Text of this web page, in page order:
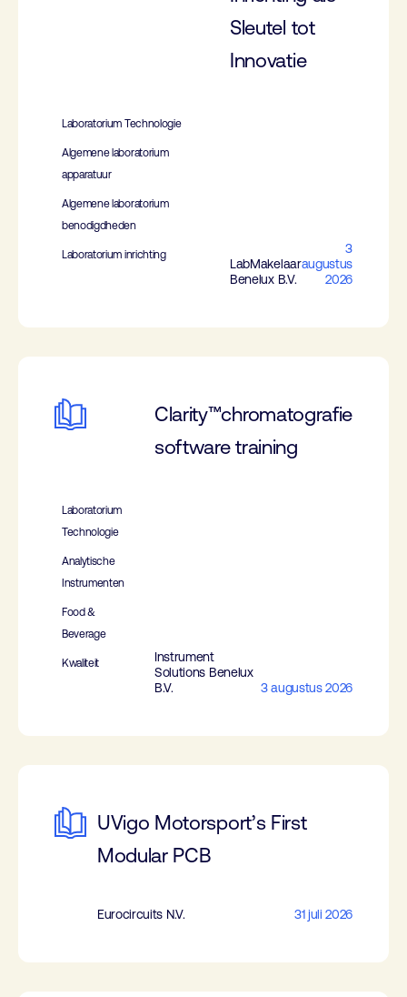
Sleutel tot
Innovatie
Laboratorium Technologie
Algemene laboratorium
apparatuur
Algemene laboratorium
benodigdheden
Laboratorium inrichting
LabMakelaar
Benelux B.V.
3
augustus
2026
Clarity™chromatografie
software training
Laboratorium
Technologie
Analytische
Instrumenten
Food &
Beverage
Kwaliteit
Instrument
Solutions Benelux
B.V.
3 augustus 2026
UVigo Motorsport’s First
Modular PCB
Eurocircuits N.V. 31 juli 2026